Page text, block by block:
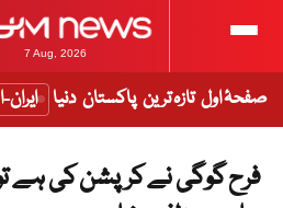
7 Aug, 2026
صفحۂ اول تازہ ترین پاکستان دنیا
فرح گوگی نے کرپشن کی ہے